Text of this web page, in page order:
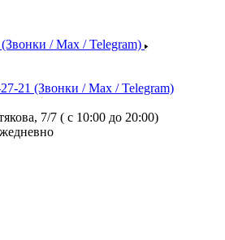
(Звонки / Max / Telegram)
21 (Звонки / Max / Telegram)
7/7 ( с 10:00 до 20:00)